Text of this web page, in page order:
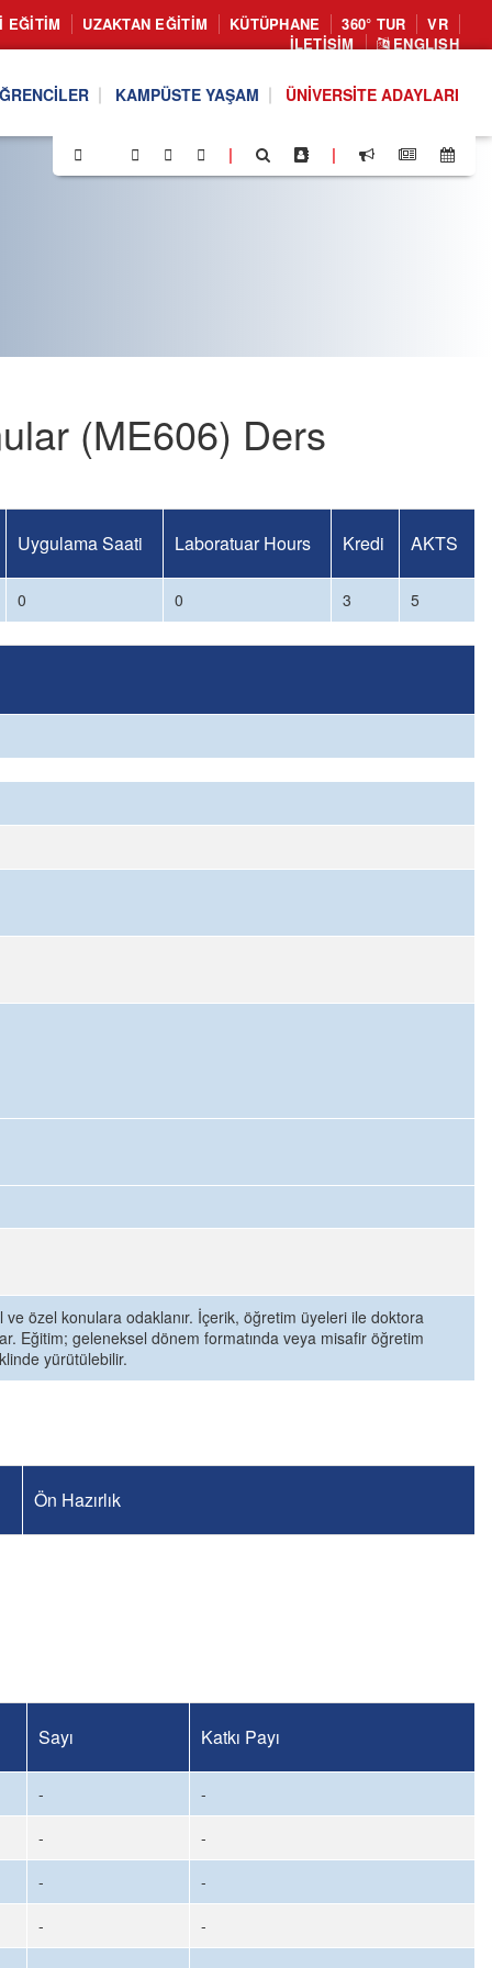
EĞITIM UZAKTAN EĞITIM KÜTÜPHANE 360° TUR
VR
İLETIŞIM
ENGLISH
KAMPÜSTE YAŞAM ÜNIVERSITE ADAYLARI
| |
(ME606) Ders
Uygulama Saati Laboratuar Hours Kredi AKTS
0 0 3 5
özel konulara odaklanır. İçerik, öğretim üyeleri ile doktora
Eğitim; geleneksel dönem formatında veya misafir öğretim
yürütülebilir.
Ön Hazırlık
Sayı Katkı Payı
-
-
-
-
-
-
-
-